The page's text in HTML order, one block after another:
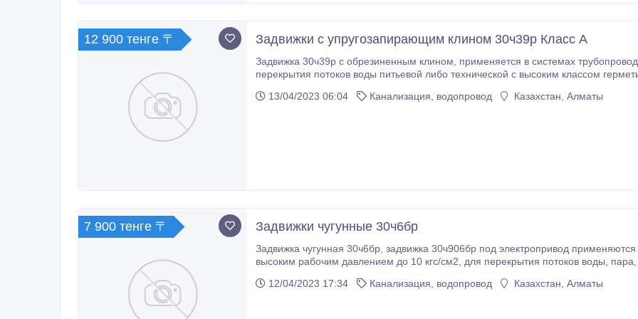
12 900 тенге 〒 Задвижки с упругозапирающим клином 30ч39р Класс А
Задвижка 30ч39р с обрезиненным клином, применяется в системах трубопроводов с рабочим давлением до 16 кгс/см2 для
перекрытия потоков воды питьевой либо технической с высоким классом герметичности «А», с
13/04/2023 06:04
Канализация, водопровод Казахстан, Алматы
7 900 тенге 〒 Задвижки чугунные 30ч6бр
Задвижка чугунная 30ч6бр, задвижка 30ч906бр под электропривод применяются в системах трубопроводов с относительно не
высоким рабочим давлением до 10 кгс/см2, для перекрытия потоков воды, пара, канализационных вод, нефтепродуктов, жидких
12/04/2023 17:34
Канализация, водопровод Казахстан, Алматы